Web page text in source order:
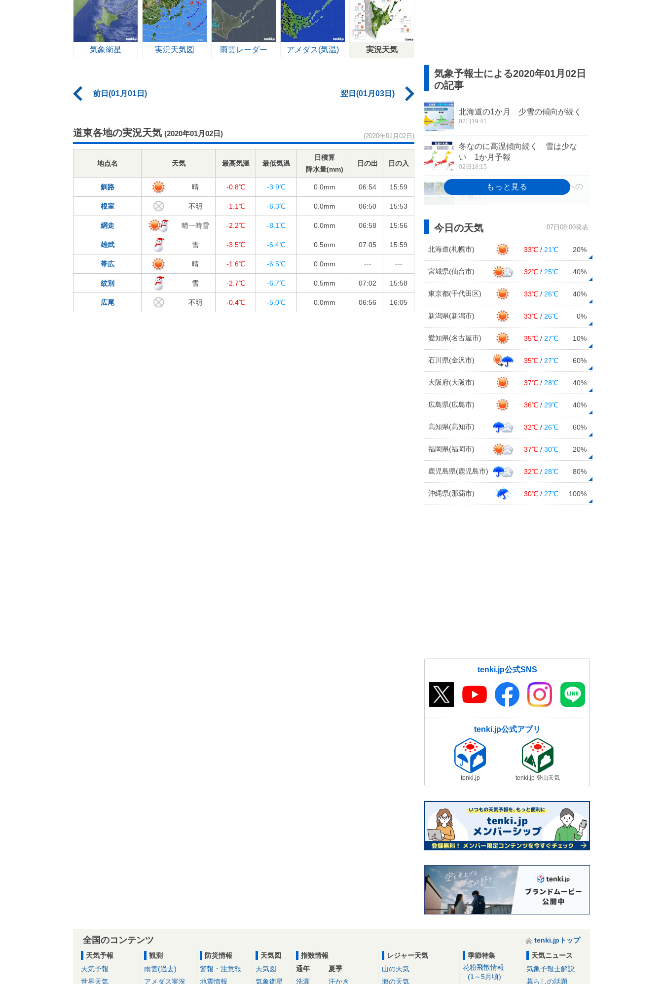
気象衛星 実況天気図 雨雲レーダー アメダス(気温) 実況天気
前日(01月01日) 翌日(01月03日)
道東各地の実況天気 (2020年01月02日) (2020年01月02日)
地点名 天気 最高気温 最低気温
日積算
降水量(mm)
日の出 日の入
釧路 晴 -0.8℃ -3.9℃ 0.0mm 06:54 15:59
根室 不明 -1.1℃ -6.3℃ 0.0mm 06:50 15:53
網走 晴一時雪 -2.2℃ -8.1℃ 0.0mm 06:58 15:56
雄武 雪 -3.5℃ -6.4℃ 0.5mm 07:05 15:59
帯広 晴 -1.6℃ -6.5℃ 0.0mm --- ---
紋別 雪 -2.7℃ -6.7℃ 0.5mm 07:02 15:58
広尾 不明 -0.4℃ -5.0℃ 0.0mm 06:56 16:05
気象予報士による2020年01月02日
の記事
北海道の1か月 少雪の傾向が続く
02日19:41
冬なのに高温傾向続く 雪は少な
い 1か月予報
02日18:15
Uターンラッシュの天気 交通への
影響は?
週間 4日から5日は強い寒気 北陸
02日11:32
大阪でもっとも遅い初氷
2日 北海道は昼頃まで暴風雪に警
戒 北陸は雷雨
02日06:19
今日の天気 07日08:00発表
北海道(札幌市) 33℃ / 21℃ 20%
宮城県(仙台市) 32℃ / 25℃ 40%
東京都(千代田区) 33℃ / 26℃ 40%
新潟県(新潟市) 33℃ / 26℃ 0%
愛知県(名古屋市) 35℃ / 27℃ 10%
石川県(金沢市) 35℃ / 27℃ 60%
大阪府(大阪市) 37℃ / 28℃ 40%
広島県(広島市) 36℃ / 29℃ 40%
高知県(高知市) 32℃ / 26℃ 60%
福岡県(福岡市) 37℃ /30℃ 20%
鹿児島県(鹿児島市) 32℃ / 28℃ 80%
沖縄県(那覇市) 30℃ / 27℃ 100%
tenki.jp公式SNS
tenki.jp公式アプリ
tenki.jp tenki.jp 登山天気
全国のコンテンツ
tenki.jpトップ
天気予報
天気予報
世界天気
観測
雨雲(過去)
アメダス実況
防災情報
警報・注意報
地震情報
天気図
天気図
気象衛星
指数情報
通年
洗濯
夏季
汗かき
レジャー天気
山の天気
海の天気
季節特集
花粉飛散情報
(1～5月頃)
天気ニュース
気象予報士解説
暮らしの話題